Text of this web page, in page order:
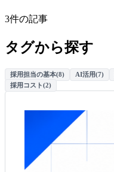
3件の記事
タグから探す
採用担当の基本(8) AI活用(7)
採用コスト(2)